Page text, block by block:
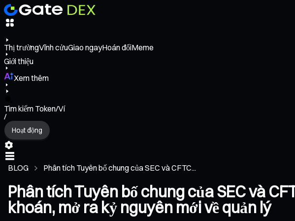
Thị trườngVĩnh cửuGiao ngayHoán đổiMeme
Giới thiệu
Xem thêm
Tìm kiếm Token/Ví
/
Hoạt động
BLOG Phân tích Tuyên bố chung của SEC và CFTC...
Phân tích Tuyên bố chung của SEC và
khoán, mở ra kỷ nguyên mới về quản lý